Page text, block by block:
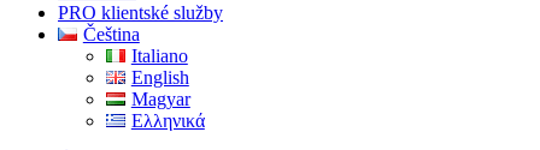
PRO klientské služby
Čeština
Italiano
English
Magyar
Ελληνικά